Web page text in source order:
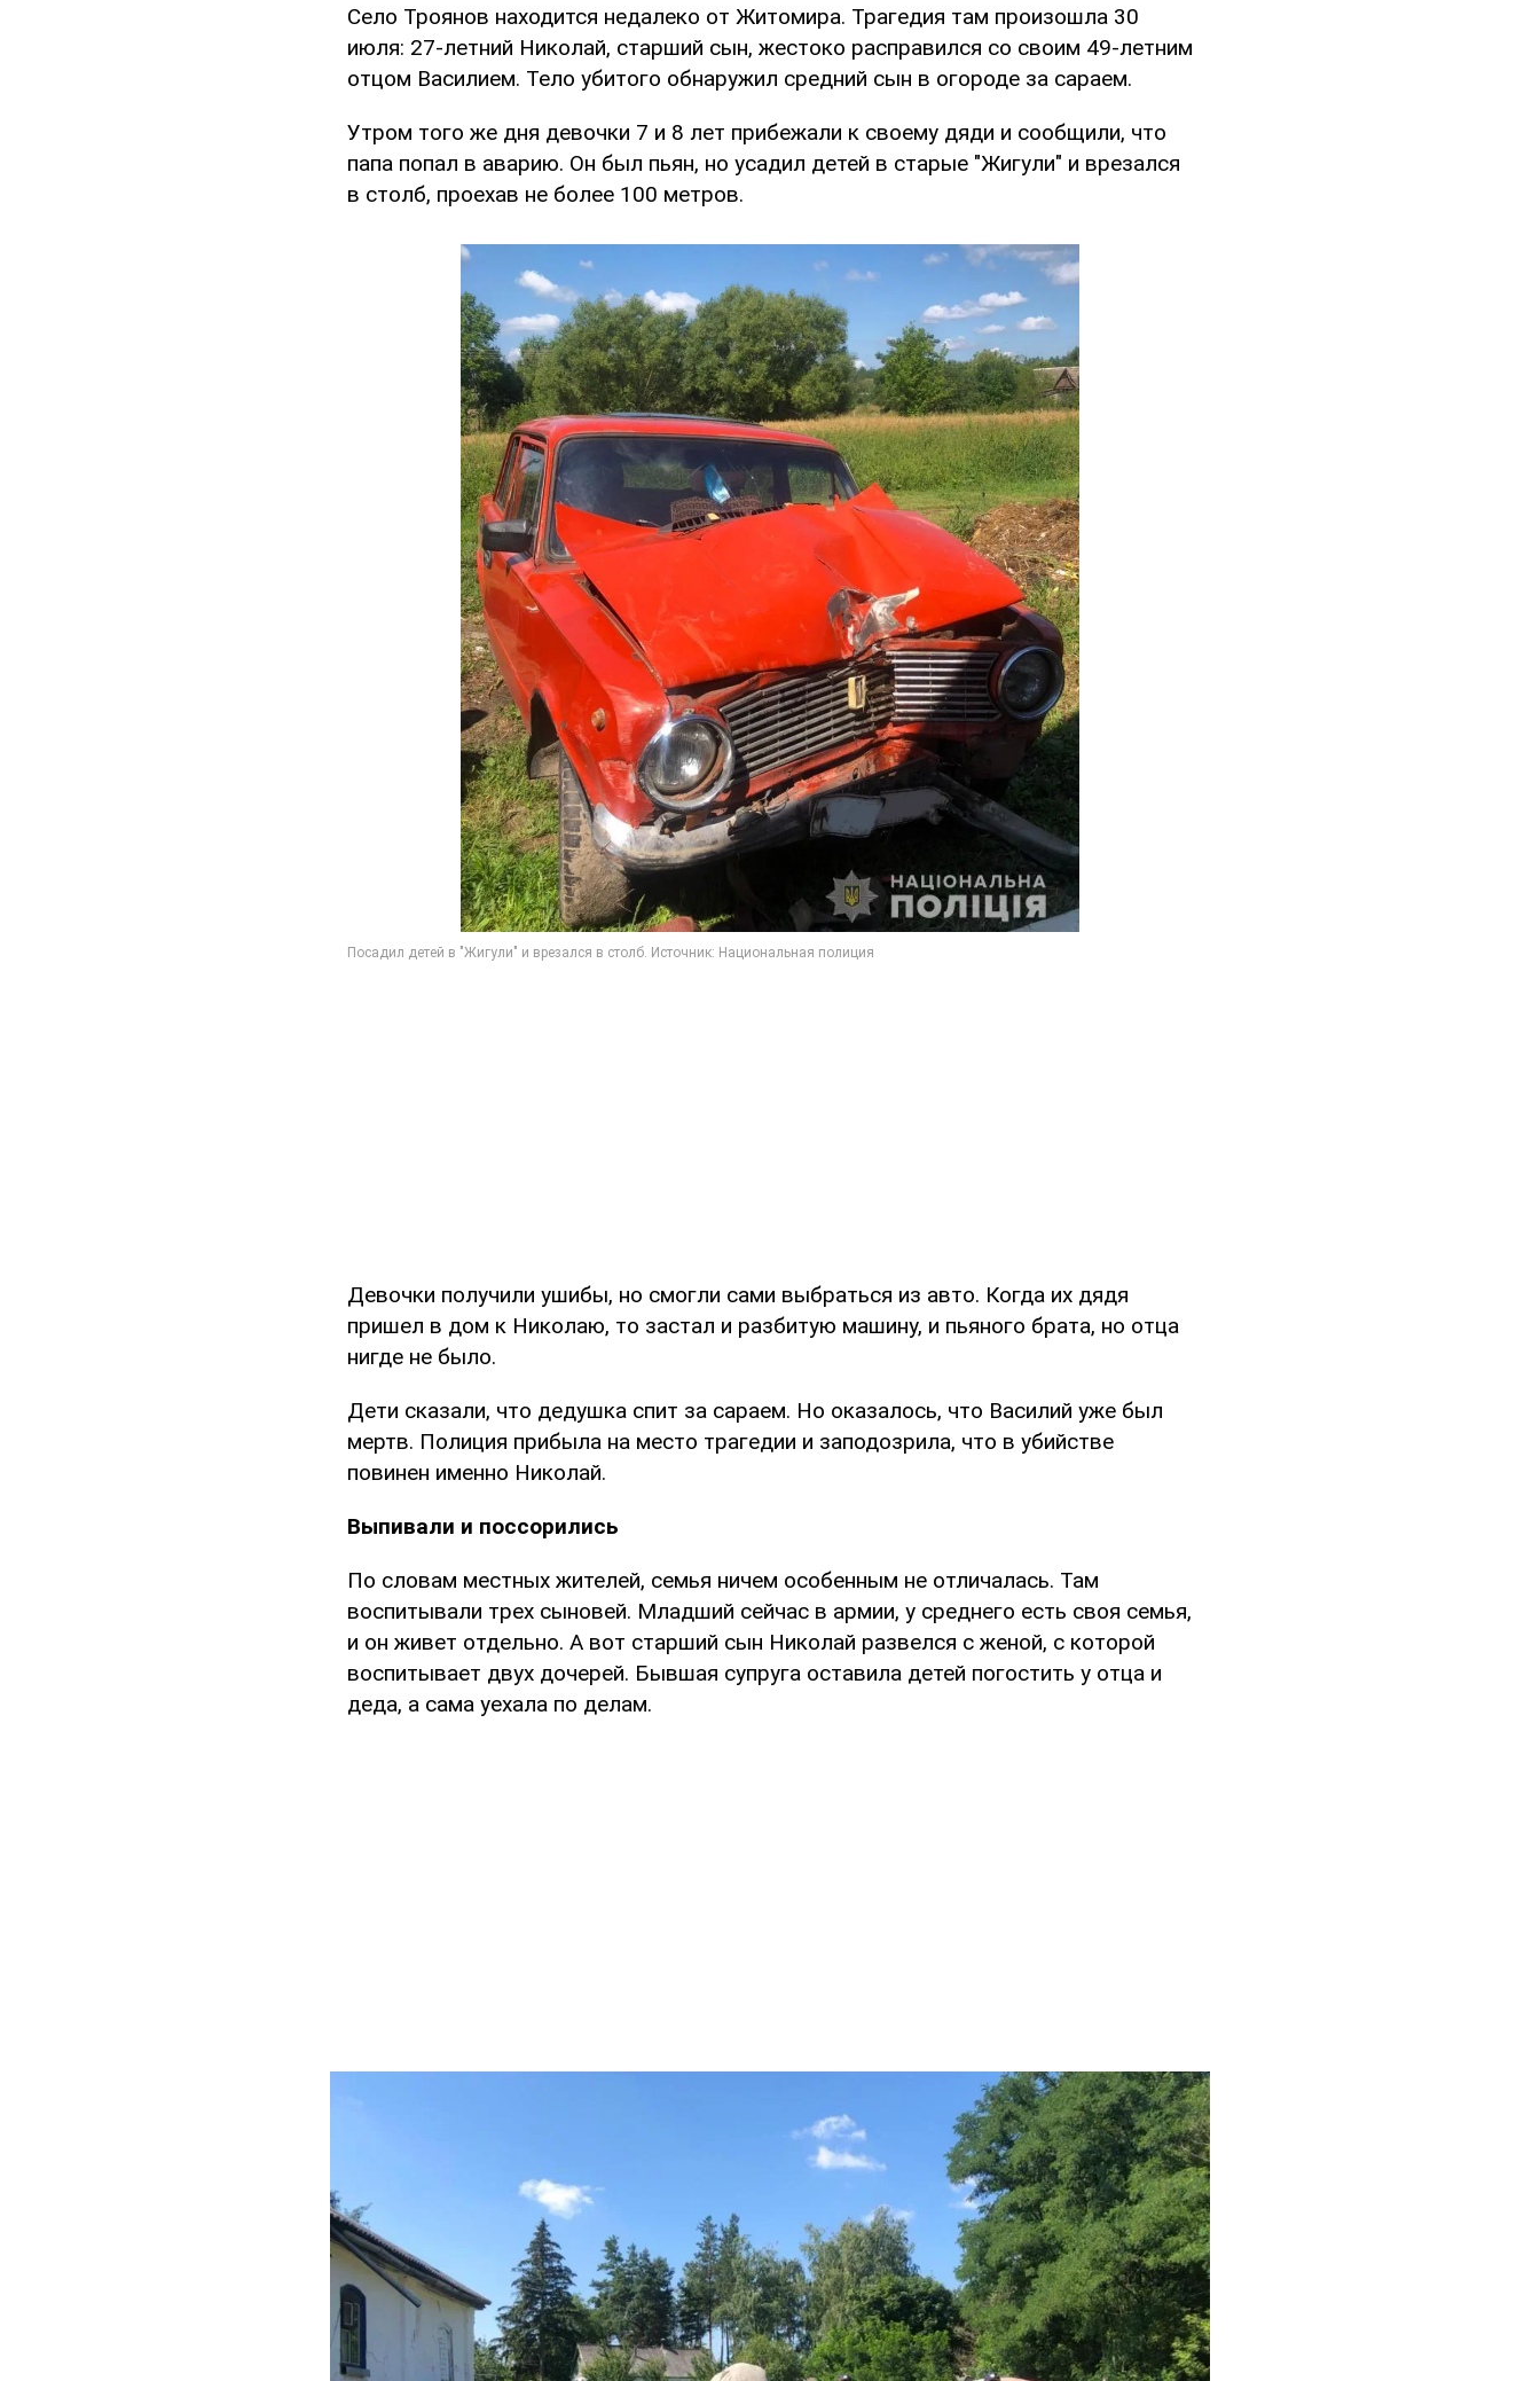
Село Троянов находится недалеко от Житомира. Трагедия там произошла 30
июля: 27-летний Николай, старший сын, жестоко расправился со своим 49-летним
отцом Василием. Тело убитого обнаружил средний сын в огороде за сараем.
Утром того же дня девочки 7 и 8 лет прибежали к своему дяди и сообщили, что
папа попал в аварию. Он был пьян, но усадил детей в старые "Жигули" и врезался
в столб, проехав не более 100 метров.
Девочки получили ушибы, но смогли сами выбраться из авто. Когда их дядя
пришел в дом к Николаю, то застал и разбитую машину, и пьяного брата, но отца
нигде не было.
Дети сказали, что дедушка спит за сараем. Но оказалось, что Василий уже был
мертв. Полиция прибыла на место трагедии и заподозрила, что в убийстве
повинен именно Николай.
Выпивали и поссорились
По словам местных жителей, семья ничем особенным не отличалась. Там
воспитывали трех сыновей. Младший сейчас в армии, у среднего есть своя семья,
и он живет отдельно. А вот старший сын Николай развелся с женой, с которой
воспитывает двух дочерей. Бывшая супруга оставила детей погостить у отца и
деда, а сама уехала по делам.